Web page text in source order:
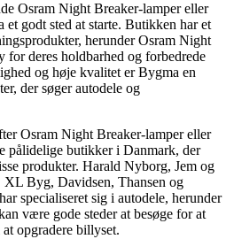
Osram Night Breaker-lamper eller
et godt sted at starte. Butikken har et
herunder Osram Night
for deres holdbarhed og forbedrede
og høje kvalitet er Bygma en
der søger autodele og
Osram Night Breaker-lamper eller
pålidelige butikker i Danmark, der
produkter. Harald Nyborg, Jem og
Byg, Davidsen, Thansen og
specialiseret sig i autodele, herunder
være gode steder at besøge for at
opgradere billyset.